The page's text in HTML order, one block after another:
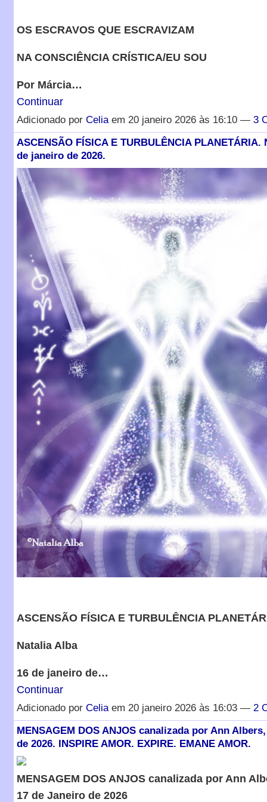
OS ESCRAVOS QUE ESCRAVIZAM
NA CONSCIÊNCIA CRÍSTICA/EU SOU
Por Márcia…
Continuar
Adicionado por Celiaem 20 janeiro 2026 às 16:10 — 3
ASCENSÃO FÍSICA E TURBULÊNCIA PLANETÁRIA.
de janeiro de 2026.
ASCENSÃO FÍSICA E TURBULÊNCIA
Natalia Alba
16 de janeiro de…
Continuar
Adicionado por Celiaem 20 janeiro 2026 às 16:03 — 2
MENSAGEM DOS ANJOS canalizada por Ann
de 2026. INSPIRE AMOR. EXPIRE. EMANE AMOR.
MENSAGEM DOS ANJOS canalizada por Ann
17 de Janeiro de 2026